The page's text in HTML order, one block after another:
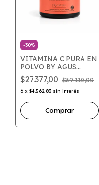
-30%
VITAMINA C PURA EN
POLVO BY AGUS
DANDRI
$27.377,00 $39.110,00
6 x $4.562,83 sin interés